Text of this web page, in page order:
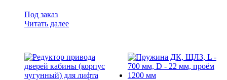
Под заказ
Читать далее